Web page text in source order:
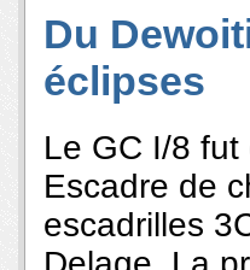
Du
éclipses
Le GC I/8
Escadre de
escadrilles